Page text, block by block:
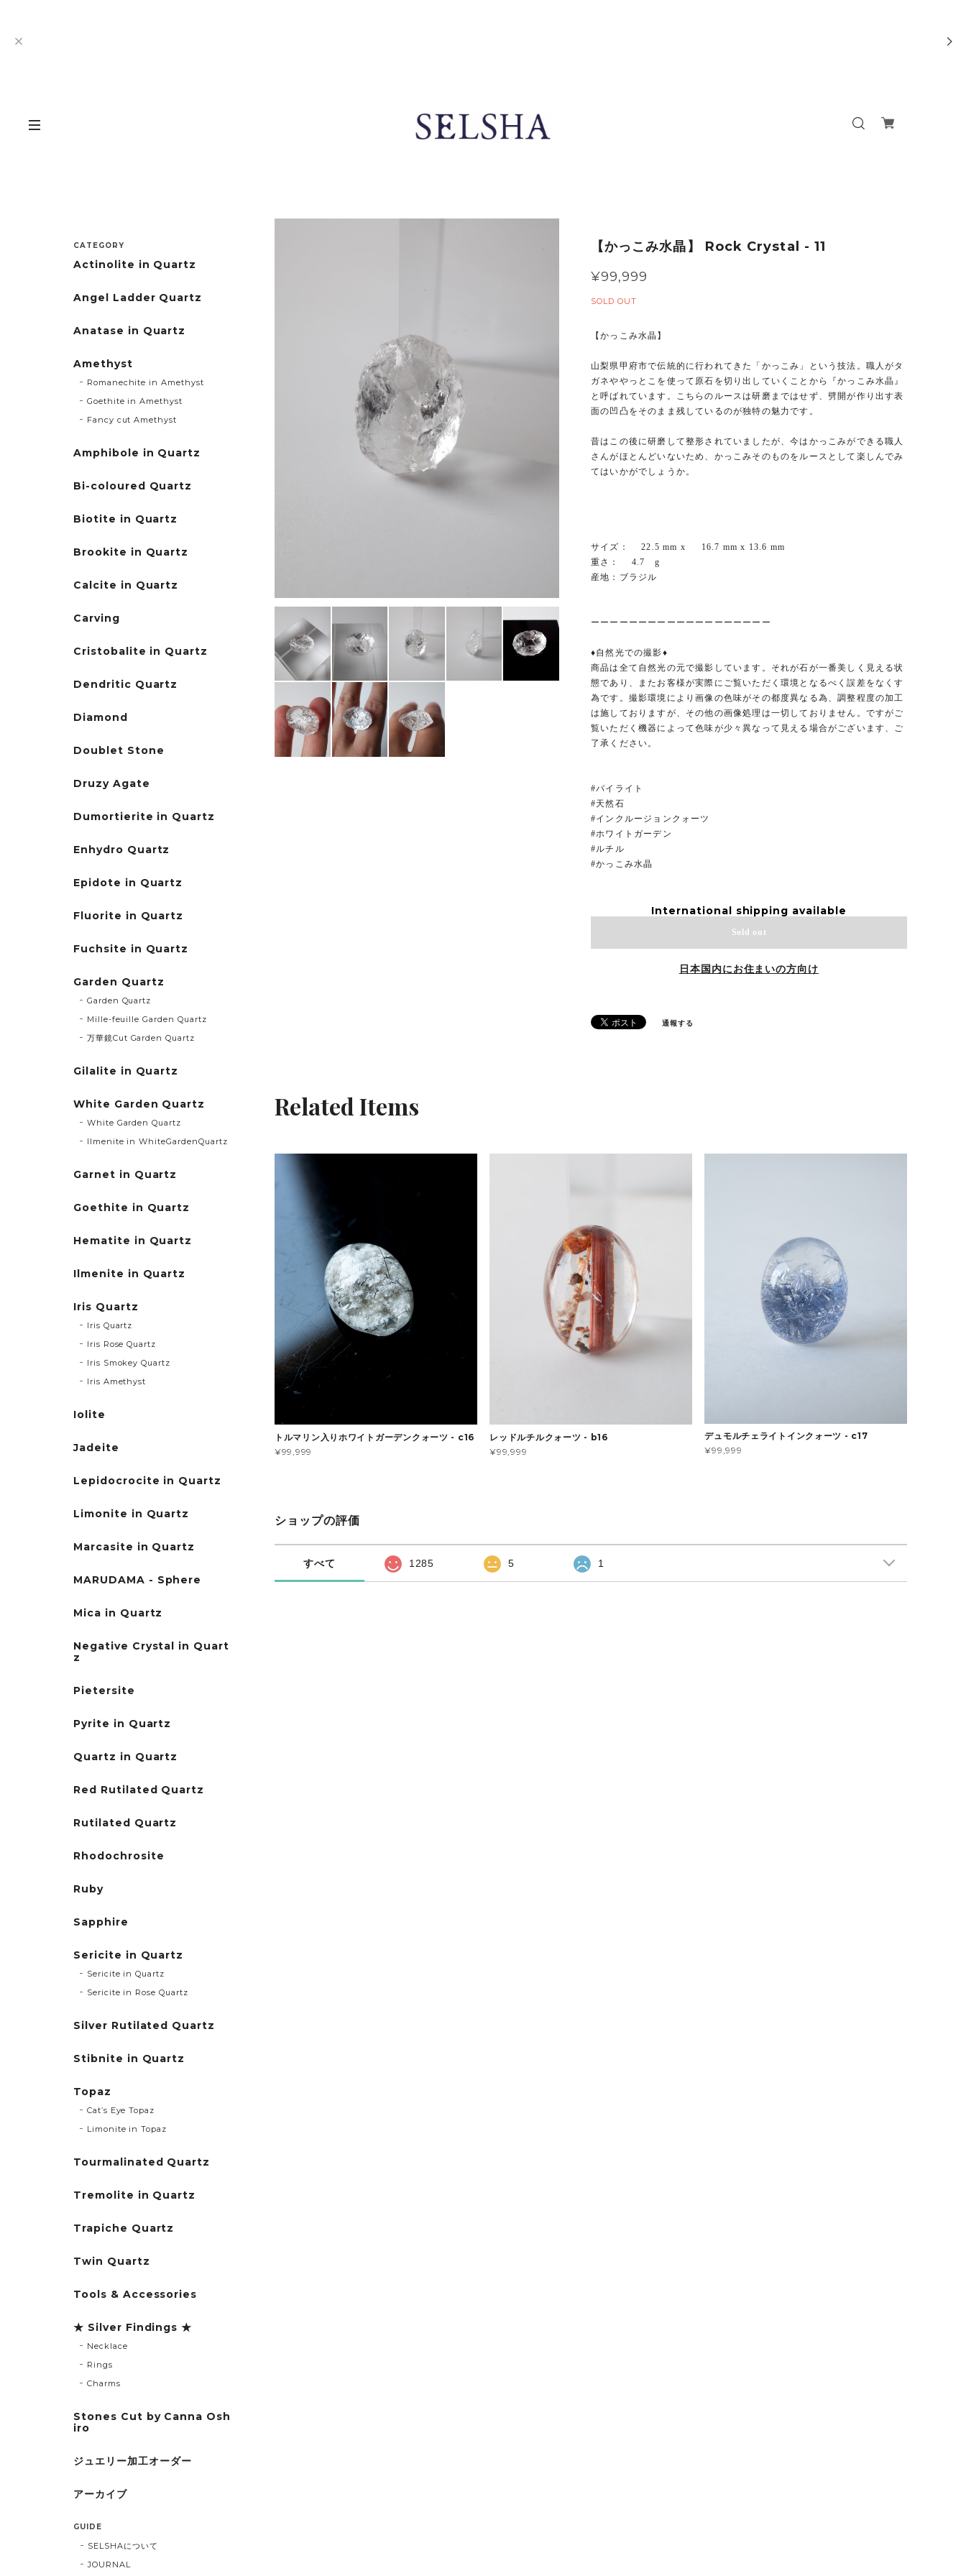
【かっこみ水晶】 Rock Crystal - 11
¥99,999
SOLD OUT
【かっこみ水晶】
山梨県甲府市で伝統的に行われてきた「かっこみ」という技法。職人がタ
ガネややっとこを使って原石を切り出していくことから『かっこみ水晶』
と呼ばれています。こちらのルースは研磨まではせず、劈開が作り出す表
面の凹凸をそのまま残しているのが独特の魅力です。
昔はこの後に研磨して整形されていましたが、今はかっこみができる職人
さんがほとんどいないため、かっこみそのものをルースとして楽しんでみ
てはいかがでしょうか。
サイズ： 22.5 mm x 16.7 mm x 13.6 mm
重さ： 4.7 g
産地：ブラジル
ーーーーーーーーーーーーーーーーーーー
♦︎自然光での撮影♦︎
商品は全て自然光の元で撮影しています。それが石が一番美しく見える状
態であり、またお客様が実際にご覧いただく環境となるべく誤差をなくす
為です。撮影環境により画像の色味がその都度異なる為、調整程度の加工
は施しておりますが、その他の画像処理は一切しておりません。ですがご
覧いただく機器によって色味が少々異なって見える場合がございます、ご
了承ください。
#パイライト
#天然石
#インクルージョンクォーツ
#ホワイトガーデン
#ルチル
#かっこみ水晶
International shipping available
Sold out
日本国内にお住まいの方向け
通報する
Related Items
トルマリン入りホワイトガーデンクォーツ - c16
¥99,999
レッドルチルクォーツ - b16
¥99,999
デュモルチェライトインクォーツ - c17
¥99,999
ショップの評価
すべて 1285 5 1
CATEGORY
Actinolite in Quartz
Angel Ladder Quartz
Anatase in Quartz
Amethyst
Romanechite in Amethyst
Goethite in Amethyst
Fancy cut Amethyst
Amphibole in Quartz
Bi-coloured Quartz
Biotite in Quartz
Brookite in Quartz
Calcite in Quartz
Carving
Cristobalite in Quartz
Dendritic Quartz
Diamond
Doublet Stone
Druzy Agate
Dumortierite in Quartz
Enhydro Quartz
Epidote in Quartz
Fluorite in Quartz
Fuchsite in Quartz
Garden Quartz
Garden Quartz
Mille-feuille Garden Quartz
万華鏡Cut Garden Quartz
Gilalite in Quartz
White Garden Quartz
White Garden Quartz
Ilmenite in WhiteGardenQuartz
Garnet in Quartz
Goethite in Quartz
Hematite in Quartz
Ilmenite in Quartz
Iris Quartz
Iris Quartz
Iris Rose Quartz
Iris Smokey Quartz
Iris Amethyst
Iolite
Jadeite
Lepidocrocite in Quartz
Limonite in Quartz
Marcasite in Quartz
MARUDAMA - Sphere
Mica in Quartz
Negative Crystal in Quart
z
Pietersite
Pyrite in Quartz
Quartz in Quartz
Red Rutilated Quartz
Rutilated Quartz
Rhodochrosite
Ruby
Sapphire
Sericite in Quartz
Sericite in Quartz
Sericite in Rose Quartz
Silver Rutilated Quartz
Stibnite in Quartz
Topaz
Cat’s Eye Topaz
Limonite in Topaz
Tourmalinated Quartz
Tremolite in Quartz
Trapiche Quartz
Twin Quartz
Tools & Accessories
★ Silver Findings ★
Necklace
Rings
Charms
Stones Cut by Canna Osh
iro
ジュエリー加工オーダー
アーカイブ
GUIDE
SELSHAについて
JOURNAL